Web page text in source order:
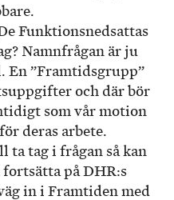
Funktionsnedsattas
Namnfrågan är ju
En ”Framtidsgrupp”
och där bör
som vår motion
deras arbete.
ta tag i frågan så kan
på DHR:s
in i Framtiden med